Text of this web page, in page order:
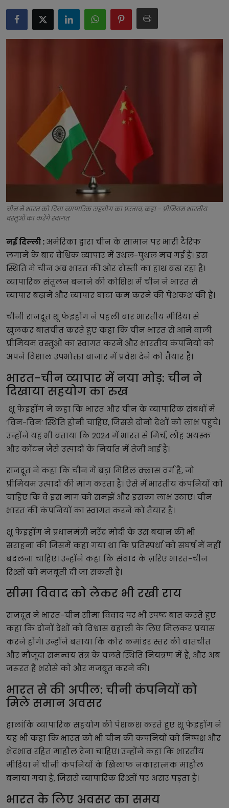
टेक्नोलॉजी
लाइफस्टाइल
चीन ने भारत को दिया व्यापारिक सहयोग का प्रस्ताव, कहा - प्रीमियम भारतीय
वस्तुओं का करेंगे स्वागत
नई दिल्ली :अमेरिका द्वारा चीन के सामान पर भारी टैरिफ
लगाने के बाद वैश्विक व्यापार में उथल-पुथल मच गई है। इस
स्थिति में चीन अब भारत की ओर दोस्ती का हाथ बढ़ा रहा है।
व्यापारिक संतुलन बनाने की कोशिश में चीन ने भारत से
व्यापार बढ़ाने और व्यापार घाटा कम करने की पेशकश की है।
चीनी राजदूत शू फेइहोंग ने पहली बार भारतीय मीडिया से
खुलकर बातचीत करते हुए कहा कि चीन भारत से आने वाली
प्रीमियम वस्तुओं का स्वागत करने और भारतीय कंपनियों को
अपने विशाल उपभोक्ता बाजार में प्रवेश देने को तैयार है।
भारत-चीन व्यापार में नया मोड़: चीन ने
दिखाया सहयोग का रुख
शू फेइहोंग ने कहा कि भारत और चीन के व्यापारिक संबंधों में
‘विन-विन’ स्थिति होनी चाहिए, जिससे दोनों देशों को लाभ पहुंचे।
उन्होंने यह भी बताया कि 2024 में भारत से मिर्च, लौह अयस्क
और कॉटन जैसे उत्पादों के निर्यात में तेज़ी आई है।
राजदूत ने कहा कि चीन में बड़ा मिडिल क्लास वर्ग है, जो
प्रीमियम उत्पादों की मांग करता है। ऐसे में भारतीय कंपनियों को
चाहिए कि वे इस मांग को समझें और इसका लाभ उठाएं। चीन
भारत की कंपनियों का स्वागत करने को तैयार है।
शू फेइहोंग ने प्रधानमंत्री नरेंद्र मोदी के उस बयान की भी
सराहना की जिसमें कहा गया था कि प्रतिस्पर्धा को संघर्ष में नहीं
बदलना चाहिए। उन्होंने कहा कि संवाद के ज़रिए भारत-चीन
रिश्तों को मजबूती दी जा सकती है।
सीमा विवाद को लेकर भी रखी राय
राजदूत ने भारत-चीन सीमा विवाद पर भी स्पष्ट बात करते हुए
कहा कि दोनों देशों को विश्वास बहाली के लिए मिलकर प्रयास
करने होंगे। उन्होंने बताया कि कोर कमांडर स्तर की बातचीत
और मौजूदा समन्वय तंत्र के चलते स्थिति नियंत्रण में है, और अब
जरूरत है भरोसे को और मजबूत करने की।
भारत से की अपील: चीनी कंपनियों को
मिले समान अवसर
हालांकि व्यापारिक सहयोग की पेशकश करते हुए शू फेइहोंग ने
यह भी कहा कि भारत को भी चीन की कंपनियों को निष्पक्ष और
भेदभाव रहित माहौल देना चाहिए। उन्होंने कहा कि भारतीय
मीडिया में चीनी कंपनियों के खिलाफ नकारात्मक माहौल
बनाया गया है, जिससे व्यापारिक रिश्तों पर असर पड़ता है।
भारत के लिए अवसर का समय